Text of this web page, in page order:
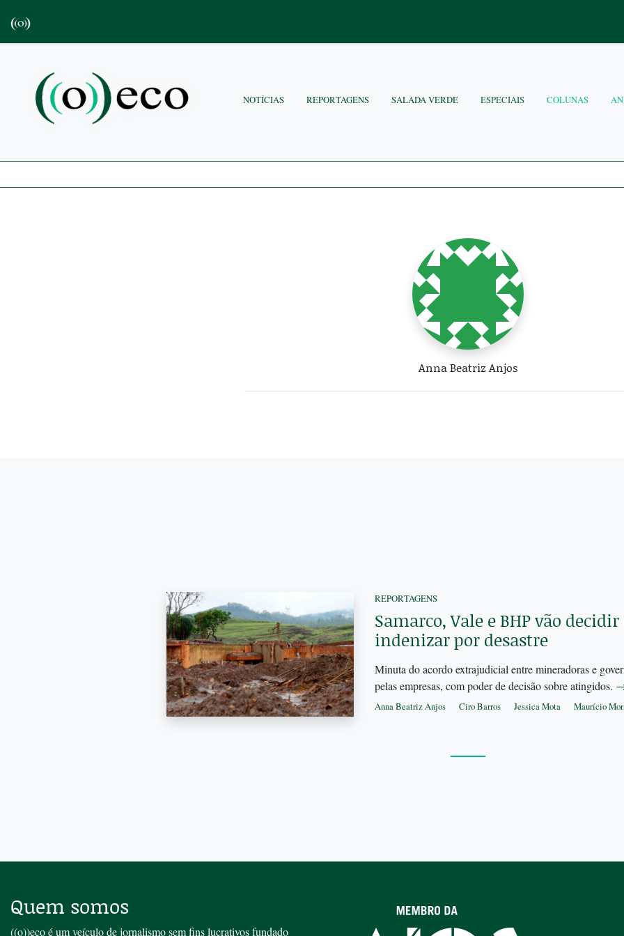
NOTÍCIAS REPORTAGENS SALADA VERDE ESPECIAIS COLUNAS
Anna Beatriz Anjos
REPORTAGENS
Samarco, Vale e BHP vão
indenizar por desastre
Minuta do acordo extrajudicial entre mineradoras e
pelas empresas, com poder de decisão sobre atingidos.
Anna Beatriz Anjos Ciro Barros Jessica Mota Maurício
Quem somos
((o))eco é um veículo de jornalismo sem fins lucrativos fundado